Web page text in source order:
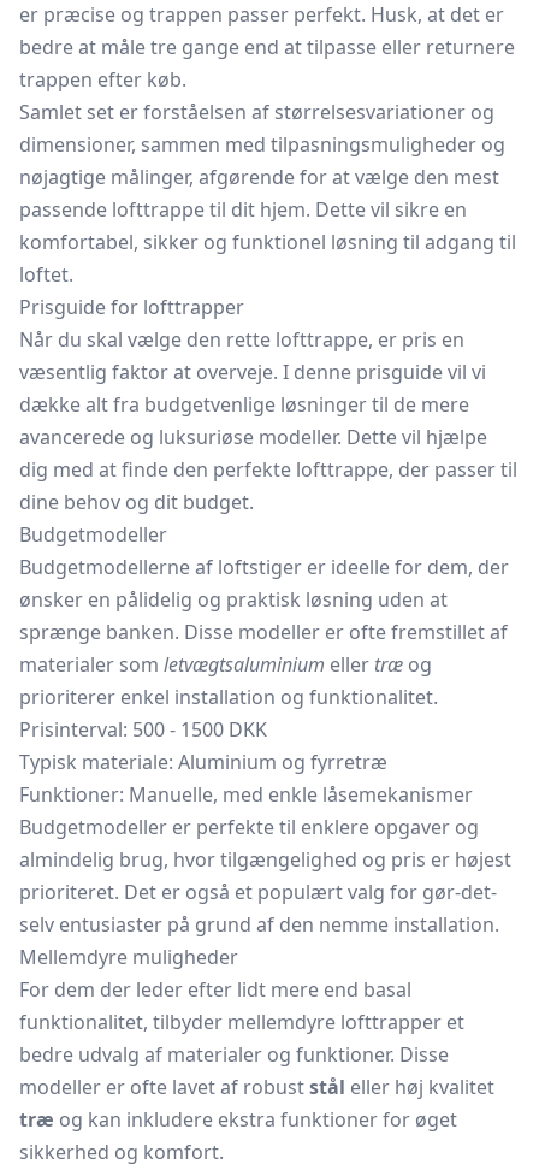
er præcise og trappen passer perfekt. Husk, at det er
bedre at måle tre gange end at tilpasse eller returnere
trappen efter køb.
Samlet set er forståelsen af ​​størrelsesvariationer og
dimensioner, sammen med tilpasningsmuligheder og
nøjagtige målinger, afgørende for at vælge den mest
passende lofttrappe til dit hjem. Dette vil sikre en
komfortabel, sikker og funktionel løsning til adgang til
loftet.
Prisguide for lofttrapper
Når du skal vælge den rette lofttrappe, er pris en
væsentlig faktor at overveje. I denne prisguide vil vi
dække alt fra budgetvenlige løsninger til de mere
avancerede og luksuriøse modeller. Dette vil hjælpe
dig med at finde den perfekte lofttrappe, der passer til
dine behov og dit budget.
Budgetmodeller
Budgetmodellerne af loftstiger er ideelle for dem, der
ønsker en pålidelig og praktisk løsning uden at
sprænge banken. Disse modeller er ofte fremstillet af
materialer som letvægtsaluminium eller træ og
prioriterer enkel installation og funktionalitet.
Prisinterval: 500 - 1500 DKK
Typisk materiale: Aluminium og fyrretræ
Funktioner: Manuelle, med enkle låsemekanismer
Budgetmodeller er perfekte til enklere opgaver og
almindelig brug, hvor tilgængelighed og pris er højest
prioriteret. Det er også et populært valg for gør-det-
selv entusiaster på grund af den nemme installation.
Mellemdyre muligheder
For dem der leder efter lidt mere end basal
funktionalitet, tilbyder mellemdyre lofttrapper et
bedre udvalg af materialer og funktioner. Disse
modeller er ofte lavet af robuststål eller høj kvalitet
træ og kan inkludere ekstra funktioner for øget
sikkerhed og komfort.